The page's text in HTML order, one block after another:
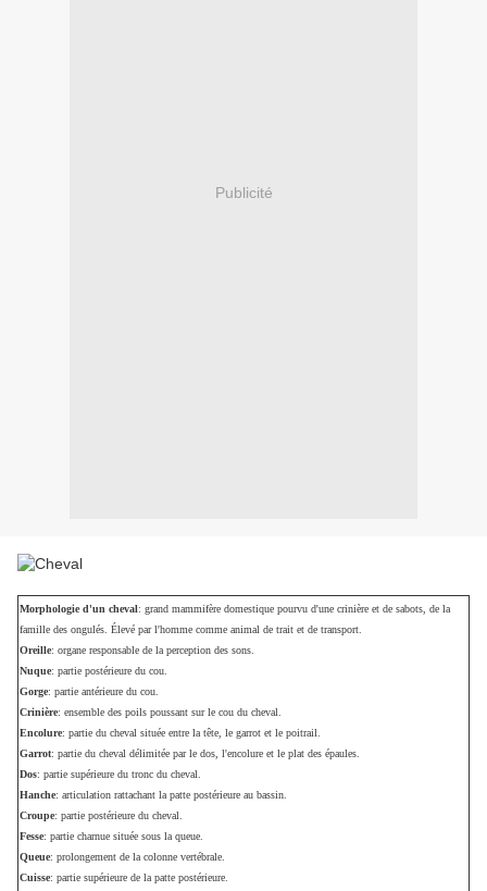
Publicité
Morphologie d'un cheval: grand mammifère domestique pourvu d'une crinière et de sabots, de la
famille des ongulés. Élevé par l'homme comme animal de trait et de transport.
Oreille: organe responsable de la perception des sons.
Nuque: partie postérieure du cou.
Gorge: partie antérieure du cou.
Crinière: ensemble des poils poussant sur le cou du cheval.
Encolure: partie du cheval située entre la tête, le garrot et le poitrail.
Garrot: partie du cheval délimitée par le dos, l'encolure et le plat des épaules.
Dos: partie supérieure du tronc du cheval.
Hanche: articulation rattachant la patte postérieure au bassin.
Croupe: partie postérieure du cheval.
Fesse: partie charnue située sous la queue.
Queue: prolongement de la colonne vertébrale.
Cuisse: partie supérieure de la patte postérieure.